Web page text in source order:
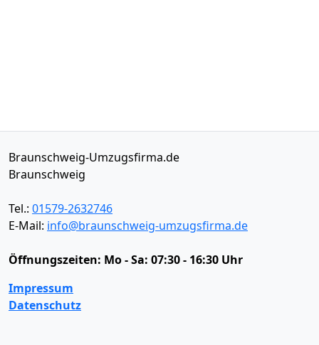
Braunschweig-Umzugsfirma.de
Braunschweig
Tel.: 01579-2632746
E-Mail: info@braunschweig-umzugsfirma.de
Öffnungszeiten: Mo - Sa: 07:30 - 16:30 Uhr
Impressum
Datenschutz